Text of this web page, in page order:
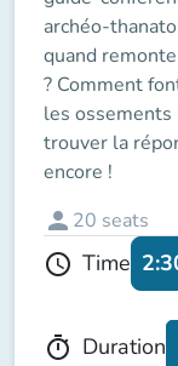
archéo-
quand
? Comment
les ossements
trouver la
encore !
person 20 seats
schedule Time
timer Duration